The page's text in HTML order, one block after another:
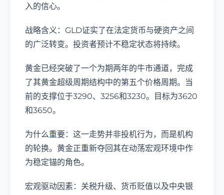
入的信心。
战略含义：GLD证实了在法定货币与硬资产之间
的广泛转变。投资者预计不稳定状态将持续。
黄金已经突破了一个为期两年的牛市通道，完成
了其黄金超级周期结构中的第五个价格周期。当
前的支撑位于3290、3256和3230。目标为3620
和3650。
为什么重要：这一走势并非投机行为，而是机构
的轮换。黄金正重新夺回其在动荡宏观环境中作
为稳定锚的角色。
宏观驱动因素：关税升级、货币贬值以及中央银